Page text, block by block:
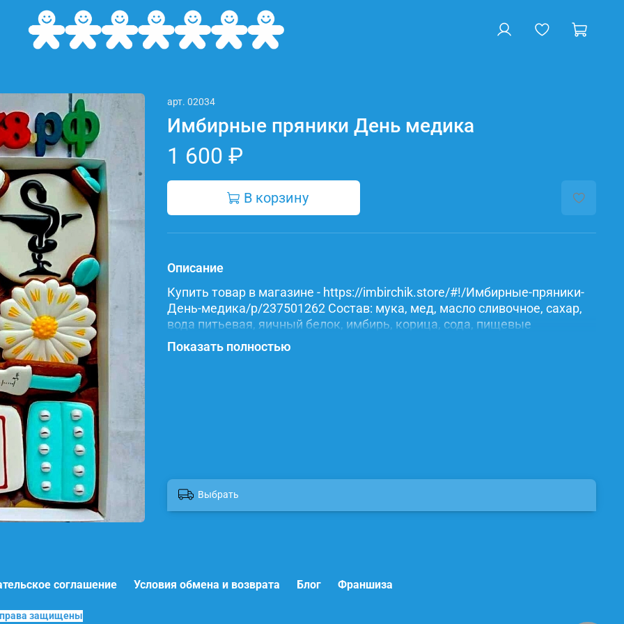
арт. 02034
Имбирные пряники День медика
1 600 ₽
В корзину
Описание
Купить товар в магазине - https://imbirchik.store/#!/Имбирные-пряники-
День-медика/p/237501262 Состав: мука, мед, масло сливочное, сахар,
вода питьевая, яичный белок, имбирь, корица, сода, пищевые
красители.
Показать полностью
Выбрать
соглашение Условия обмена и возврата Блог Франшиза
права защищены